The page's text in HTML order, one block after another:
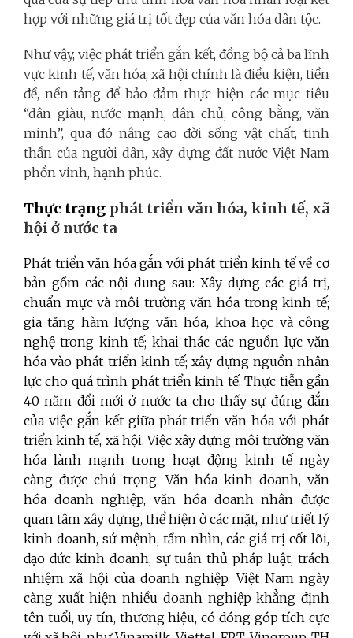
hợp với những giá trị tốt đẹp của văn hóa dân tộc.
Như vậy, việc phát triển gắn kết, đồng bộ cả ba lĩnh
vực kinh tế, văn hóa, xã hội chính là điều kiện, tiền
đề, nền tảng để bảo đảm thực hiện các mục tiêu
“dân giàu, nước mạnh, dân chủ, công bằng, văn
minh”, qua đó nâng cao đời sống vật chất, tinh
thần của người dân, xây dựng đất nước Việt Nam
phồn vinh, hạnh phúc.
Thực trạng phát triển văn hóa, kinh tế, xã
hội ở nước ta
Phát triển văn hóa gắn với phát triển kinh tế về cơ
bản gồm các nội dung sau: Xây dựng các giá trị,
chuẩn mực và môi trường văn hóa trong kinh tế;
gia tăng hàm lượng văn hóa, khoa học và công
nghệ trong kinh tế; khai thác các nguồn lực văn
hóa vào phát triển kinh tế; xây dựng nguồn nhân
lực cho quá trình phát triển kinh tế. Thực tiễn gần
40 năm đổi mới ở nước ta cho thấy sự đúng đắn
của việc gắn kết giữa phát triển văn hóa với phát
triển kinh tế, xã hội. Việc xây dựng môi trường văn
hóa lành mạnh trong hoạt động kinh tế ngày
càng được chú trọng. Văn hóa kinh doanh, văn
hóa doanh nghiệp, văn hóa doanh nhân được
quan tâm xây dựng, thể hiện ở các mặt, như triết lý
kinh doanh, sứ mệnh, tầm nhìn, các giá trị cốt lõi,
đạo đức kinh doanh, sự tuân thủ pháp luật, trách
nhiệm xã hội của doanh nghiệp. Việt Nam ngày
càng xuất hiện nhiều doanh nghiệp khẳng định
tên tuổi, uy tín, thương hiệu, có đóng góp tích cực